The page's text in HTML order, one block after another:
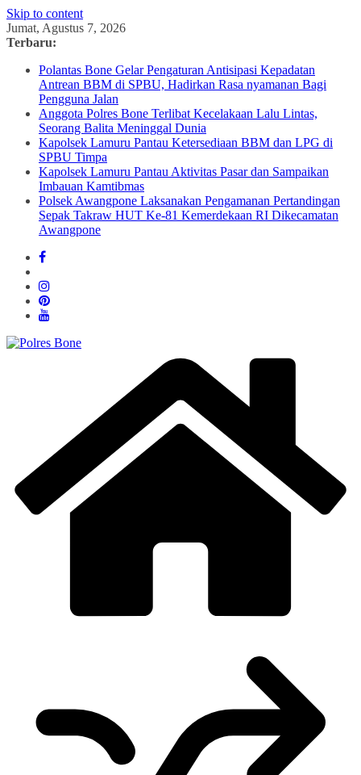
Skip to content
Jumat, Agustus 7, 2026
Terbaru:
Polantas Bone Gelar Pengaturan Antisipasi Kepadatan
Antrean BBM di SPBU, Hadirkan Rasa nyamanan Bagi
Pengguna Jalan
Anggota Polres Bone Terlibat Kecelakaan Lalu Lintas,
Seorang Balita Meninggal Dunia
Kapolsek Lamuru Pantau Ketersediaan BBM dan LPG di
SPBU Timpa
Kapolsek Lamuru Pantau Aktivitas Pasar dan Sampaikan
Imbauan Kamtibmas
Polsek Awangpone Laksanakan Pengamanan Pertandingan
Sepak Takraw HUT Ke-81 Kemerdekaan RI Dikecamatan
Awangpone